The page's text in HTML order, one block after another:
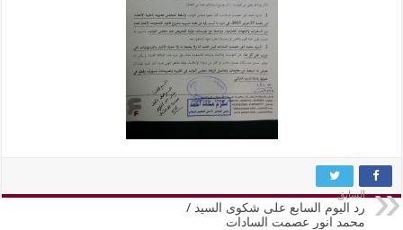
السابق
رد اليوم السابع على شكوى السيد /
محمد انور عصمت السادات